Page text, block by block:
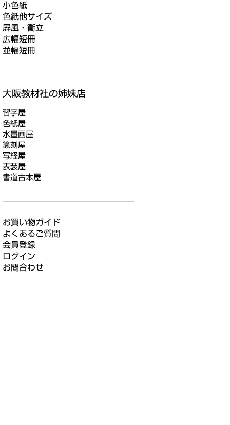
小色紙
色紙他サイズ
屛風・衝立
広幅短冊
並幅短冊
習字屋
色紙屋
水墨画屋
篆刻屋
写経屋
表装屋
書道古本屋
お買い物ガイド
よくあるご質問
会員登録
ログイン
お問合わせ